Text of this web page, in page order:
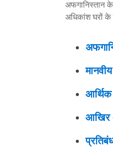
अफगानिस्तान
अधिकांश घरों के
आखिर